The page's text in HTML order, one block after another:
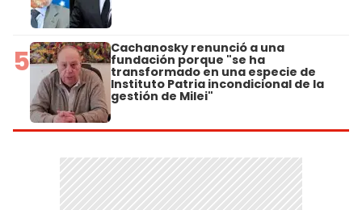
5 Cachanosky renunció a una
fundación porque "se ha
transformado en una especie de
Instituto Patria incondicional de la
gestión de Milei"